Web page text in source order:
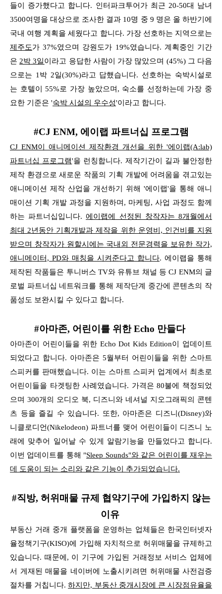
들이 증가했다고 합니다. 인터파크투어가 최근 20-50대 남녀
3500여명을 대상으로 조사한 결과 10명 중 9 명은 올 하반기에
국내 여행 계획을 세웠다고 합니다. 가장 선호하는 지역으로는
제주도가 37%였으며 강원도가 19%였습니다. 계획중인 기간
은 2박 3일이라고 응답한 사람이 가장 많았으며 (45%) 그 다음
으로는 1박 2일(30%)라고 답했습니다.선호하는 숙박시설로
는 호텔이 55%로 가장 높았으며, 숙소를 선정하는데 가장 중
요한 기준은 '숙박 시설의 우수성'이라고 합니다.
#CJ ENM, 에이랩 파트너십 프로그램
CJ ENM이 애니메이션 제작환경 개선을 위한 '에이랩(A:lab)
파트너십 프로그램'을 런칭합니다. 제작기간이 길과 불안정한
제작 환경으로 새로운 작품의 기획 개발에 어려움을 겪고있는
애니메이션 제작 산업을 개선하기 위해 '에이랩'을 통해 애니
매이션 기획 개발 과정을 지원하며, 마케팅, 사업 과정도 함께
하는 파트너십입니다.에이랩에 선정된 창작자는 8개월에서
최대 2년동안 기획개발과 제작을 위한 운영비, 인건비를 지원
받으며 창작자가 원할시에는 국내외 전문경력을 보유한 작가,
애니메이터, PD와 매칭을 시켜준다고 합니다. 에이랩을 통해
제작된 작품들은 투니버스 TV와 유튜브 채널 등CJ ENM의 글
로벌 파트너십 네트워크를 통해 제작단계 중간에 콘텐츠의 작
품성도 보완시킬 수 있다고 합니다.
#아마존, 어린이를 위한 Echo 만들다
아마존이 어린이들을 위한 Echo Dot Kids Edition이 업데이트
되었다고 합니다. 아마존은 5월부터 어린이들을 위한 스마트
스피커를 판매했습니다. 이는 스마트 스피커 업계에서 최초로
어린이들을 타겟팅한 사례였습니다. 가격은 80불에 책정되었
으며 300개의 오디오 북, 디즈니와 네셔널 지오그래픽의 콘텐
츠 등을 즐길 수 있습니다. 또한, 아마존은 디즈니(Disney)와
니클로디언(Nikelodeon) 파트너를 맺어 어린이들이 디즈니 노
래에 맞추어 일어날 수 있게 알람기능을 만들었다고 합니다.
이번 업데이트를 통해 "Sleep Sounds"와 같은 어린이를 재우는
데 도움이 되는 소리와 같은 기능이 추가되었습니다.
#직방, 허위매물 규제 협약기구에 가입하지 않는
이유
부동산 거래 중개 플랫폼을 운영하는 업체들은 한국인터넷자
율정책기구(KISO)에 가입해 자치적으로 허위매물을 규제하고
있습니다. 때문에, 이 기구에 가입된 거래정보 서비스 업체에
서 게재된 매물을 네이버에 노출시키려면 허위매물 사전검증
절차를 거칩니다.하지만, 부동산 중개시장에 큰 시장점유율을